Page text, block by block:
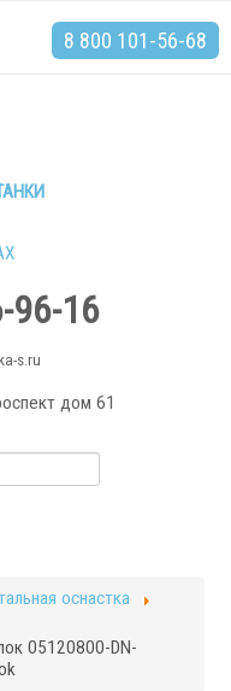
96-16
s.ru
дом 61
8 800 101-56-68
оснастка
05120800-DN-